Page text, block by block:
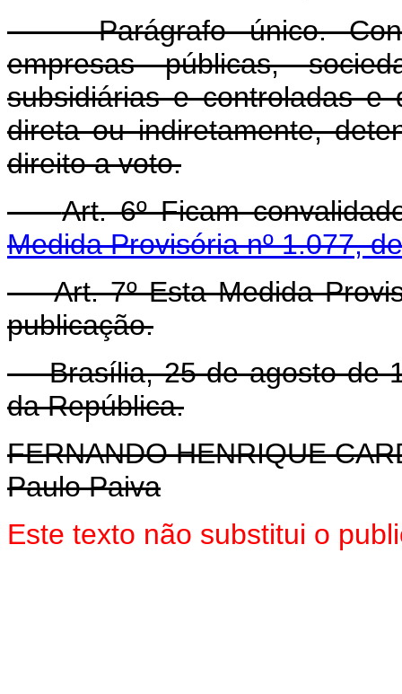
Parágrafo único.
empresas públicas,
subsidiárias e controladas
direta ou indiretamente,
direito a voto.
Art. 6º Ficam
Medida Provisória nº 1.077,
Art. 7º Esta Medida
publicação.
Brasília, 25 de agosto de
da República.
FERNANDO HENRIQUE
Paulo Paiva
Este texto não substitui o